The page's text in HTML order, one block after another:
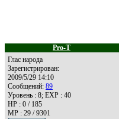
Pro-T
Глас народа
Зарегистрирован:
2009/5/29 14:10
Сообщений: 89
Уровень : 8; EXP : 40
HP : 0 / 185
MP : 29 / 9301